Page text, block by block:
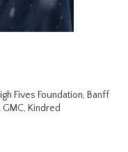
Fives Foundation, Banff
Kindred